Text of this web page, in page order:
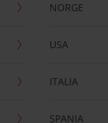
NORGE
USA
ITALIA
SPANIA